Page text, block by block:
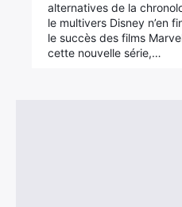
alternatives de la
le multivers Disney n’en
le succès des films
cette nouvelle série,…